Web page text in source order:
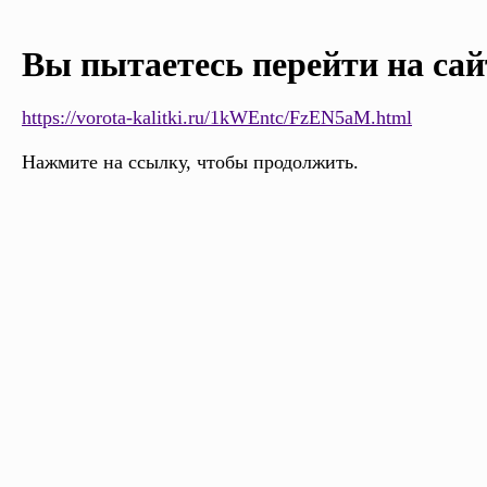
Вы пытаетесь перейти на
https://vorota-kalitki.ru/1kWEntc/FzEN5aM.html
Нажмите на ссылку, чтобы продолжить.